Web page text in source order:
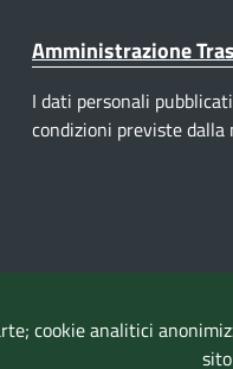
Amministrazione
I dati personali
condizioni previste
cookie analitici